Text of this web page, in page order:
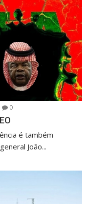
0
é também
João...